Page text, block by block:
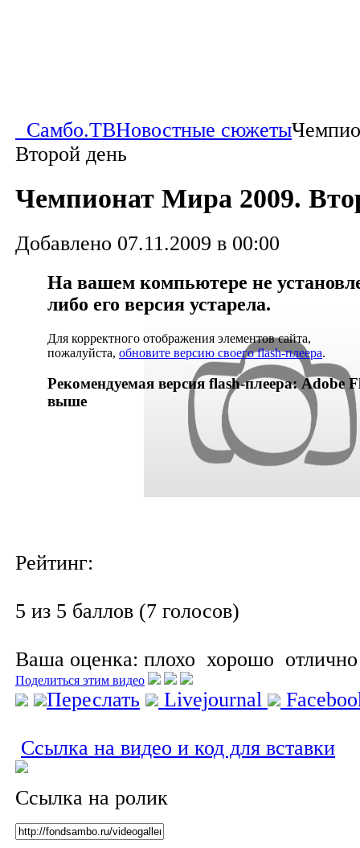
Самбо.ТВНовостные сюжеты
Второй день
Чемпионат Мира 2009.
Добавлено 07.11.2009 в 00:00
На вашем компьютере не
либо его версия устарела.
Для корректного отображения элементов сайта,
пожалуйста, обновите версию своего flash-плеера.
Рекомендуемая версия flash-плеера: Adobe
выше
Рейтинг:
5 из 5 баллов (7 голосов)
Ваша оценка: плохо хорошо отлично
Поделиться этим видео
Переслать Livejournal
Ссылка на видео и код для вставки
Ссылка на ролик